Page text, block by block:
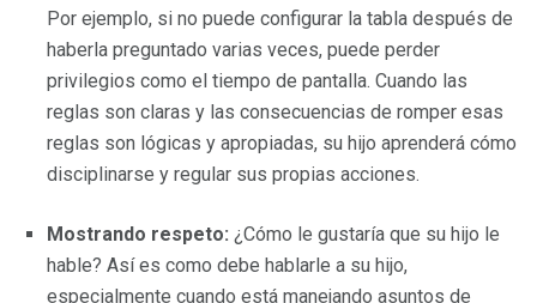
Por ejemplo, si no puede configurar la tabla después de
haberla preguntado varias veces, puede perder
privilegios como el tiempo de pantalla. Cuando las
reglas son claras y las consecuencias de romper esas
reglas son lógicas y apropiadas, su hijo aprenderá cómo
disciplinarse y regular sus propias acciones.
Mostrando respeto: ¿Cómo le gustaría que su hijo le
hable? Así es como debe hablarle a su hijo,
especialmente cuando está manejando asuntos de